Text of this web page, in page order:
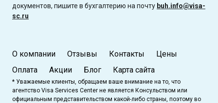
документов, пишите в бухгалтерию на почту buh.info@visa-
sc.ru
О компании Отзывы Контакты
Цены
Оплата
Акции Блог Карта сайта
* Уважаемые клиенты, обращаем ваше внимание на то, что
агентство Visa Services Center не является Консульством или
официальным представительством какой-либо страны, поэтому во